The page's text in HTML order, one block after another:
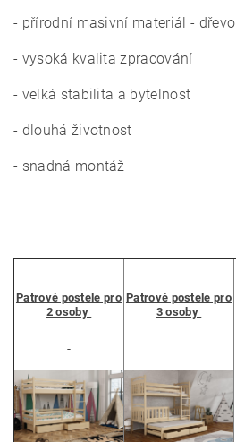
- přírodní masivní materiál - dřevo
- vysoká kvalita zpracování
- velká stabilita a bytelnost
- dlouhá životnost
- snadná montáž
Patrové postele pro
2 osoby
Patrové postele pro
3 osoby